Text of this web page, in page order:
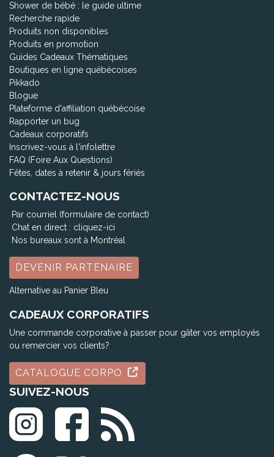
Shower de bébé : le guide ultime
Recherche rapide
Produits non disponibles
Produits en promotion
Guides Cadeaux Thématiques
Boutiques en ligne québécoises
Pikkado
Blogue
Plateforme d'affiliation québécoise
Rapporter un bug
Cadeaux corporatifs
Inscrivez-vous à l'infolettre
FAQ (Foire Aux Questions)
Fêtes, dates à retenir & jours fériés
CONTACTEZ-NOUS
Par courriel (formulaire de contact)
Chat en direct : cliquez-ici
Nos bureaux sont à Montréal
DEVENIR PARTENAIRE
Alternative au Panier Bleu
CADEAUX CORPORATIFS
Une commande corporative à passer pour gâter vos employés
ou remercier vos clients?
CATALOGUE CORPO
SUIVEZ-NOUS